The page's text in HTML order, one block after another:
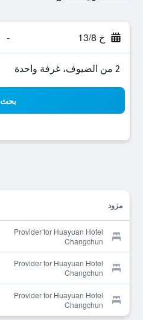
خ 13/8 -
2 من الضيوف، غرفة واحدة
بحث
مزود
Provider for Huayuan Hotel
Changchun
Provider for Huayuan Hotel
Changchun
Provider for Huayuan Hotel
Changchun